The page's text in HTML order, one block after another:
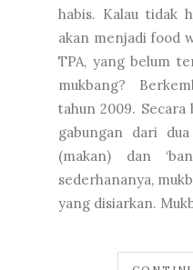
habis. Kalau tidak
akan menjadi food
TPA, yang belum
mukbang?
tahun 2009. Secara
gabungan dari
(makan) dan
sederhananya,
yang disiarkan.